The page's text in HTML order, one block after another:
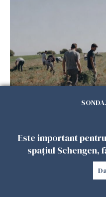
în Spania: 17
poliției
04 FEBRUARIE 2026
Este important
spațiul Schengen,